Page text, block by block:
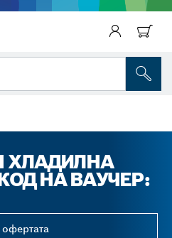
ХЛАДИЛНА
НА ВАУЧЕР: